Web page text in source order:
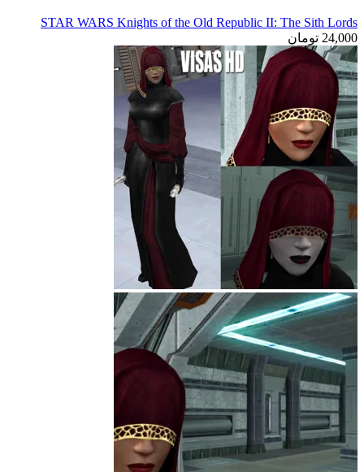
STAR WARS Knights of the Old Republic II: The Sith Lords
24,000 تومان